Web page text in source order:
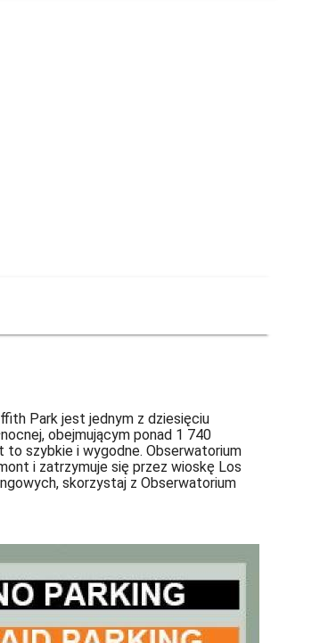
Park jest jednym z dziesięciu
obejmującym ponad 1 740
to szybkie i wygodne. Obserwatorium
i zatrzymuje się przez wioskę Los
skorzystaj z Obserwatorium